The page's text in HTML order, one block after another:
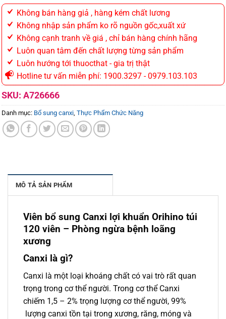
Không bán hàng giả , hàng kém chất lương
Không nhập sản phẩm ko rõ nguồn gốc,xuất xứ
Không cạnh tranh về giá , chỉ bán hàng chính hãng
Luôn quan tâm đến chất lượng từng sản phẩm
Luôn hướng tới thuocthat - gia trị thật
Hotline tư vấn miễn phí: 1900.3297 - 0979.103.103
SKU: A726666
Danh mục: Bổ sung canxi, Thực Phẩm Chức Năng
MÔ TẢ SẢN PHẨM
Viên bổ sung Canxi lợi khuẩn Orihino túi
120 viên – Phòng ngừa bệnh loãng
xương
Canxi là gì?
Canxi là một loại khoáng chất có vai trò rất quan
trọng trong cơ thể người. Trong cơ thể Canxi
chiếm 1,5 – 2% trọng lượng cơ thể người, 99%
lượng canxi tồn tại trong xương, răng, móng và